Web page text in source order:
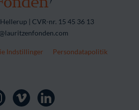
| CVR-nr. 15 45 36 13
Indstillinger
Persondatapolitik